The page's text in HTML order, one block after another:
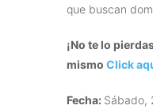
que buscan
¡No te lo
mismo Click
Fecha: Sábado,